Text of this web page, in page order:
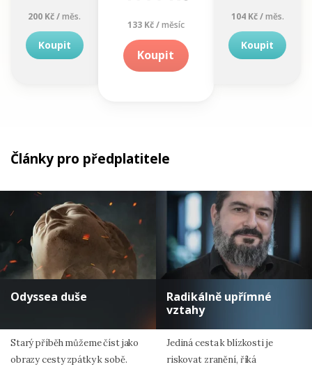
200 Kč /měs.
Koupit
133 Kč /měsíc
Koupit
104 Kč /měs.
Koupit
Články pro předplatitele
Odyssea duše
Starý příběh můžeme číst jako
obrazy cesty zpátky k sobě.
Radikálně upřímné
vztahy
Jediná cesta k blízkosti je
riskovat zranění, říká